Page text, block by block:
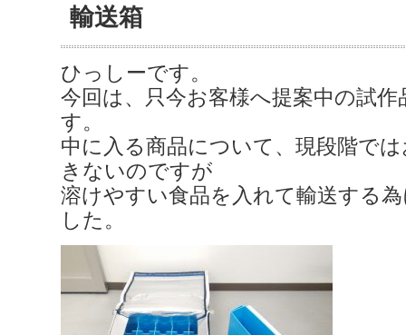
輸送箱
ひっしーです。
今回は、只今お客様へ提案中の試
す。
中に入る商品について、現段階で
きないのですが
溶けやすい食品を入れて輸送する
した。